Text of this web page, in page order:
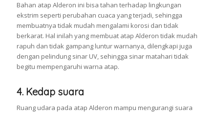
Bahan atap Alderon ini bisa tahan terhadap lingkungan
ekstrim seperti perubahan cuaca yang terjadi, sehingga
membuatnya tidak mudah mengalami korosi dan tidak
berkarat. Hal inilah yang membuat atap Alderon tidak mudah
rapuh dan tidak gampang luntur warnanya, dilengkapi juga
dengan pelindung sinar UV, sehingga sinar matahari tidak
begitu mempengaruhi warna atap.
4. Kedap suara
Ruang udara pada atap Alderon mampu mengurangi suara